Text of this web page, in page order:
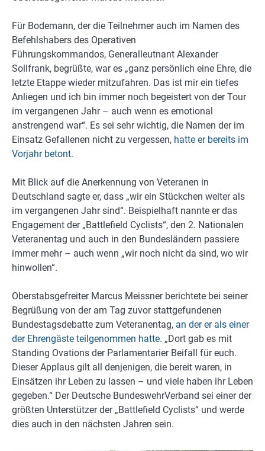
Für Bodemann, der die Teilnehmer auch im Namen des
Befehlshabers des Operativen
Führungskommandos, Generalleutnant Alexander
Sollfrank, begrüßte, war es „ganz persönlich eine Ehre, die
letzte Etappe wieder mitzufahren. Das ist mir ein tiefes
Anliegen und ich bin immer noch begeistert von der Tour
im vergangenen Jahr – auch wenn es emotional
anstrengend war“. Es sei sehr wichtig, die Namen der im
Einsatz Gefallenen nicht zu vergessen, hatte er bereits im
Vorjahr betont.
Mit Blick auf die Anerkennung von Veteranen in
Deutschland sagte er, dass „wir ein Stückchen weiter als
im vergangenen Jahr sind“. Beispielhaft nannte er das
Engagement der „Battlefield Cyclists“, den 2. Nationalen
Veteranentag und auch in den Bundesländern passiere
immer mehr – auch wenn „wir noch nicht da sind, wo wir
hinwollen“.
Oberstabsgefreiter Marcus Meissner berichtete bei seiner
Begrüßung von der am Tag zuvor stattgefundenen
Bundestagsdebatte zum Veteranentag, an der er als einer
der Ehrengäste teilgenommen hatte. „Dort gab es mit
Standing Ovations der Parlamentarier Beifall für euch.
Dieser Applaus gilt all denjenigen, die bereit waren, in
Einsätzen ihr Leben zu lassen – und viele haben ihr Leben
gegeben.“ Der Deutsche BundeswehrVerband sei einer der
größten Unterstützer der „Battlefield Cyclists“ und werde
dies auch in den nächsten Jahren sein.